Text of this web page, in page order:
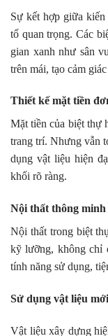
Sự kết hợp giữa
tố quan trọng. Các
gian xanh như sân
trên mái, tạo cảm
Thiết kế mặt tiền
Mặt tiền của biệt thự
trang trí. Nhưng vẫn
dụng vật liệu hiện
khối rõ ràng.
Nội thất thông
Nội thất trong biệt
kỹ lưỡng, không chỉ
tính năng sử dụng,
Sử dụng vật liệu mới
Vật liệu xây dựng